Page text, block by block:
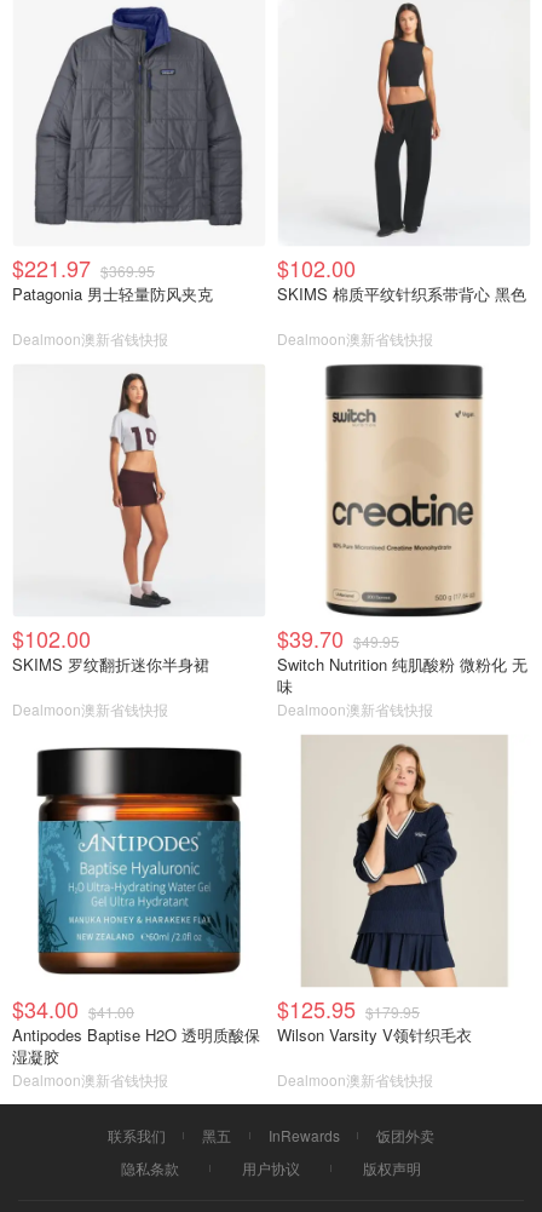
$221.97 $369.95
Patagonia 男士轻量防风夹克
Dealmoon澳新省钱快报
$102.00
SKIMS 棉质平纹针织系带背心 黑色
Dealmoon澳新省钱快报
$102.00
SKIMS 罗纹翻折迷你半身裙
Dealmoon澳新省钱快报
$39.70 $49.95
Switch Nutrition 纯肌酸粉 微粉化 无
味
Dealmoon澳新省钱快报
$34.00 $41.00
Antipodes Baptise H2O 透明质酸保
湿凝胶
Dealmoon澳新省钱快报
$125.95 $179.95
Wilson Varsity V领针织毛衣
Dealmoon澳新省钱快报
联系我们 黑五 InRewards
饭团外卖
隐私条款
用户协议 版权声明